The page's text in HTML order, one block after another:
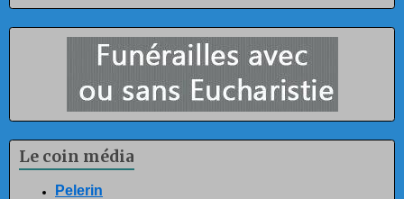
Le coin média
Pelerin